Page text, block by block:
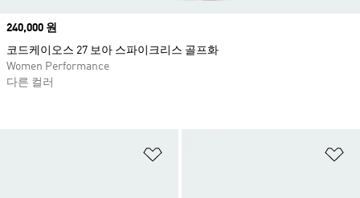
Price
240,000 원
코드케이오스 27 보아 스파이크리스 골프화
Women Performance
다른 컬러